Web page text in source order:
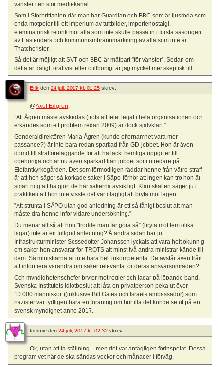
vänster i en stor mediekanal.
Som i Storbrittanien där man har Guardian och BBC som är ljusröda som
enda motpoler till ett imperium av tuttbilder, imperienostalgi,
eleminatorisk retorik mot alla som inte skulle passa in i första säsongen
av Eastenders och kommunismbrännmärkning av alla som inte är
Thatcherister.
Så det är möjligt att SVT och BBC är mätbart ”för vänster”. Sedan om
detta är dåligt, orättvist eller otillbörligt är jag mycket mer skeptisk till.
Erik den 24 juli, 2017 kl. 01:25 skrev:
@Axel Edgren:
”Att Ågren måste avskedas (trots att felet legat i hela organisationen och
erkändes som ett problem redan 2009) är dock självklart.”
Genderaldirektören Maria Ågren (kunde efternamnet vara mer
passande?) är inte bara redan sparkad från GD-jobbet. Hon är även
dömd till strafföreläggande för att ha läckt hemliga uppgifter till
obehöriga och är nu även sparkad från jobbet som utredare på
Elefantkyrkogården. Det som förmodligen räddar henne från värre straff
är att hon säger så korkade saker i Säpo-förhör att ingen kan tro hon är
smart nog att ha gjort de här sakerna avsiktligt. Klantskallen säger ju i
praktiken att hon inte visste det var olagligt att bryta mot lagen.
”Att strunta i SÄPO utan god anledning är ett så fånigt beslut att man
måste dra henne inför vidare undersökning.”
Du menar alltså att hon ”trodde man får göra så” (bryta mot fem olika
lagar) inte är en fullgod anledning? Å andra sidan har ju
Infrastrukturminister Sossedotter Johansson lyckats att vara helt okunnig
om saker hon ansvarar för TROTS att minst två andra ministrar kände till
dem. Så ministrarna är inte bara helt inkompetenta. De avstår även från
att informera varandra om saker relevanta för deras ansvarsområden?
Och myndighetenschefer bryter mot regler och lagar på löpande band.
Svenska Institutets idiotbeslut att låta en privatperson peka ut över
10.000 människor )(inklusive Bill Gates och Israels ambassadör) som
nazister var tydligen bara en föraning om hur illa det kunde se ut på en
svensk myndighet anno 2017.
tommie den 24 juli, 2017 kl. 02:32 skrev:
Ok, utan att ta ställning – men det var antagligen förinspelat. Dessa
program vet när de ska sändas veckor och månader i förväg.